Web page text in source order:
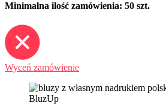
Minimalna ilość zamówienia: 50 szt.
Wyceń zamówienie